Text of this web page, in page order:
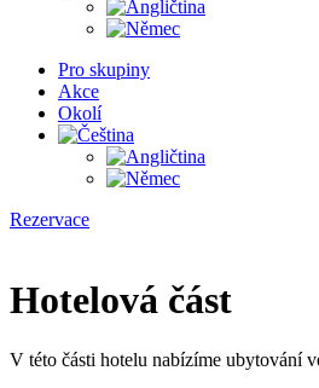
Pro skupiny
Akce
Okolí
Rezervace
Hotelová část
V této části hotelu nabízíme ubytování